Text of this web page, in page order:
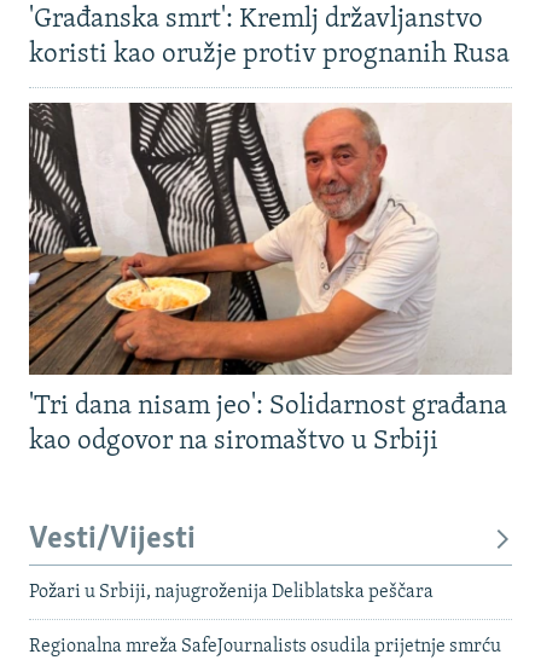
'Građanska smrt': Kremlj državljanstvo
koristi kao oružje protiv prognanih Rusa
'Tri dana nisam jeo': Solidarnost građana
kao odgovor na siromaštvo u Srbiji
Vesti/Vijesti
Požari u Srbiji, najugroženija Deliblatska peščara
Regionalna mreža SafeJournalists osudila prijetnje smrću